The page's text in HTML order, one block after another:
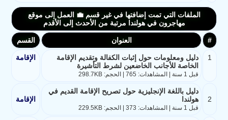
الملفات التي تمت إضافتها في غير قسم 💼 العمل إلى موقع
مهاجرون في هولندا مرتبة من الأحدث إلى الأقدم
# العنوان القسم
1
دليل ومعلومات حول إثبات الكفالة وتقديم الإقامة
الخاصة للأجانب الخاضعين لشرط التأشيرة
قبل 1 سنة | المشاهدات: 765 | الحجم: 298.7KB
الإقامة
2
دليل باللغة الإنجليزية حول تصريح الإقامة القديم في
هولندا
قبل 1 سنة | المشاهدات: 373 | الحجم: 229.5KB
الإقامة